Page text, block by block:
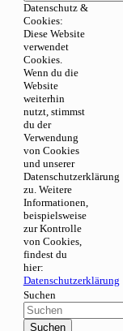
Datenschutz &
Cookies:
Diese Website
verwendet
Cookies.
Wenn du die
Website
weiterhin
nutzt, stimmst
du der
Verwendung
von Cookies
und unserer
Datenschutzerklärung
zu. Weitere
Informationen,
beispielsweise
zur Kontrolle
von Cookies,
findest du
hier:
Datenschutzerklärung
Suchen